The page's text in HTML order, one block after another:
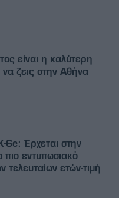
είναι η καλύτερη
να ζεις στην Αθήνα
6e: Έρχεται στην
πιο εντυπωσιακό
τελευταίων ετών-τιμή